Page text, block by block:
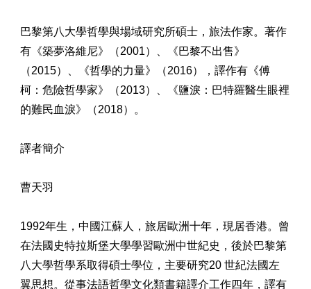
巴黎第八大學哲學與場域研究所碩士，旅法作家。著作
有《築夢洛維尼》（2001）、《巴黎不出售》
（2015）、《哲學的力量》（2016），譯作有《傅
柯：危險哲學家》（2013）、《鹽淚：巴特羅醫生眼裡
的難民血淚》（2018）。
譯者簡介
曹天羽
1992年生，中國江蘇人，旅居歐洲十年，現居香港。曾
在法國史特拉斯堡大學學習歐洲中世紀史，後於巴黎第
八大學哲學系取得碩士學位，主要研究20 世紀法國左
翼思想。從事法語哲學文化類書籍譯介工作四年，譯有